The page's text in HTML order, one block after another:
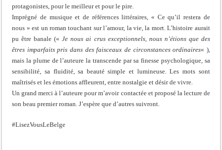
protagonistes, pour le meilleur et pour le pire.
Imprégné de musique et de références littéraires, « Ce qu’il restera de
nous » est un roman touchant sur l’amour, la vie, la mort. L’histoire aurait
pu être banale («Je nous ai crus exceptionnels, nous n’étions que des
êtres imparfaits pris dans des faisceaux de circonstances ordinaires« ),
mais la plume de l’auteure la transcende par sa finesse psychologique, sa
sensibilité, sa fluidité, sa beauté simple et lumineuse. Les mots sont
maîtrisés et les émotions affleurent, entre nostalgie et désir de vivre.
Un grand merci à l’auteure pour m’avoir contactée et proposé la lecture de
son beau premier roman. J’espère que d’autres suivront.
#LisezVousLeBelge